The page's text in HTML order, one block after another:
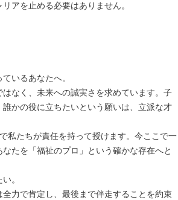
アを止める必要はありません。
いるあなたへ。
なく、未来への誠実さを求めています。子
かの役に立ちたいという願いは、立派な才
私たちが責任を持って授けます。今ここで一
たを「福祉のプロ」という確かな存在へと
。
力で肯定し、最後まで伴走することを約束